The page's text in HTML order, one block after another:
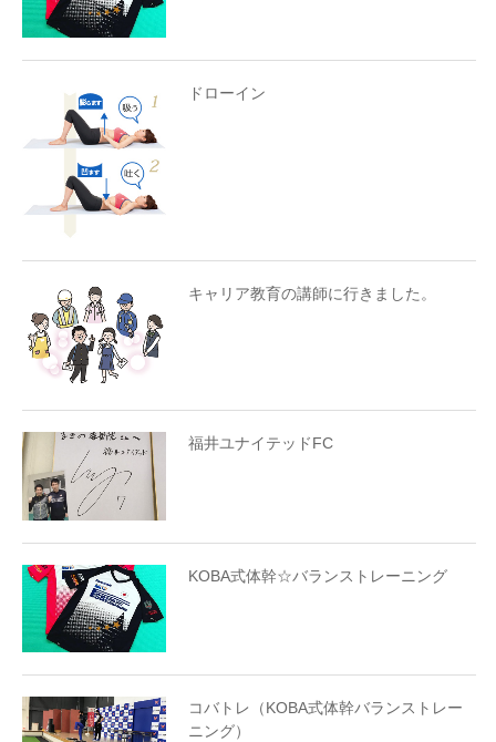
ドローイン
キャリア教育の講師に行きました。
福井ユナイテッドFC
KOBA式体幹☆バランストレーニング
コバトレ（KOBA式体幹バランストレー
ニング）